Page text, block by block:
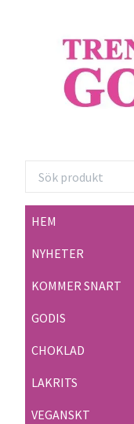
HEM
NYHETER
KOMMER SNART
GODIS
CHOKLAD
LAKRITS
VEGANSKT